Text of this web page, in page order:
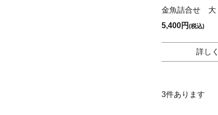
金魚詰合せ 大
5,400円 (税込)
詳し
3件あります